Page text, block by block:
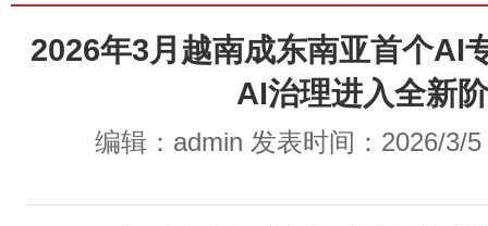
2026年3月越南成东南亚首个AI
AI治理进入全新
编辑：admin 发表时间：2026/3/